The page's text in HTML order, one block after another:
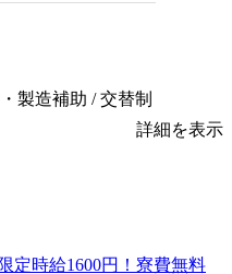
製造補助 / 交替制
詳細を表示